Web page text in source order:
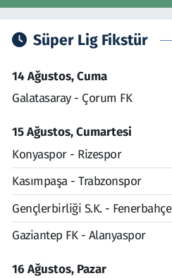
Süper Lig Fikstür
14 Ağustos, Cuma
Galatasaray - Çorum FK
15 Ağustos, Cumartesi
Konyaspor - Rizespor
Kasımpaşa - Trabzonspor
Gençlerbirliği S.K. - Fenerbahçe
Gaziantep FK - Alanyaspor
16 Ağustos, Pazar